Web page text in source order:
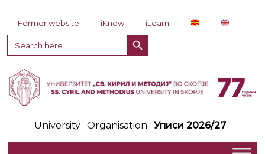
Former website iKnow
iLearn
Search
for:
Search Button
University Organisation Уписи 2026/27